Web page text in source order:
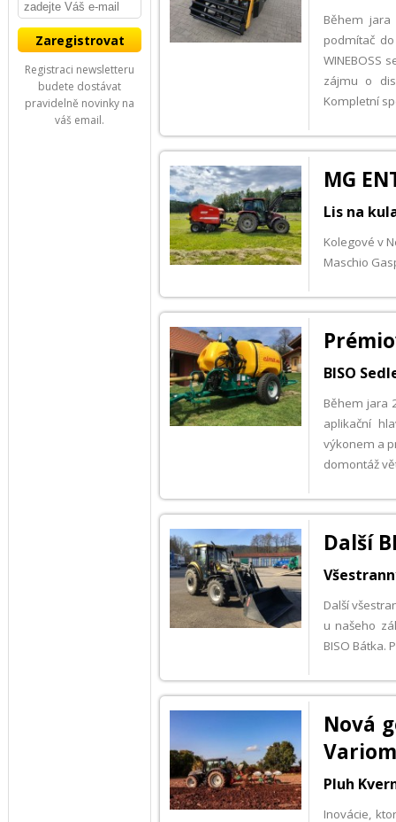
Během
podmítač do
WINEBOSS
zájmu o
Kompletní
MG
Lis na
Kolegové v
Maschio
BISO
Během jara
aplikační
výkonem a
domontáž
Další
Další
u našeho
BISO Bátka.
Nová
Pluh
Inovácie,
Registraci newsletteru
budete dostávat
pravidelně novinky na
váš email.